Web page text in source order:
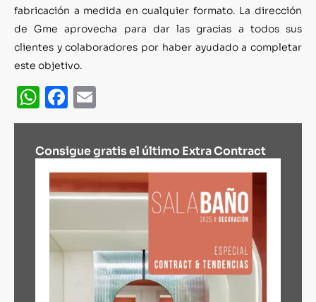
fabricación a medida en cualquier formato. La dirección
de Gme aprovecha para dar las gracias a todos sus
clientes y colaboradores por haber ayudado a completar
este objetivo.
WhatsApp
Facebook
Consigue gratis el último Extra Contract